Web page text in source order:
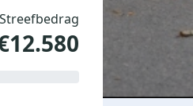
Streefbedrag